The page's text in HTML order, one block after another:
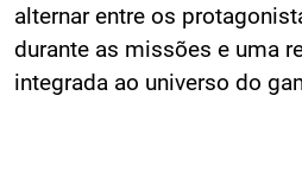
alternar entre os
durante as missões e uma
integrada ao universo do